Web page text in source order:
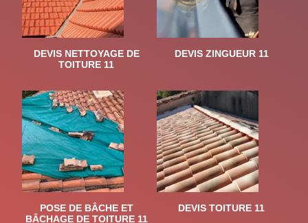
DEVIS NETTOYAGE DE
TOITURE 11
DEVIS ZINGUEUR 11
POSE DE BÂCHE ET
BÂCHAGE DE TOITURE 11
DEVIS TOITURE 11